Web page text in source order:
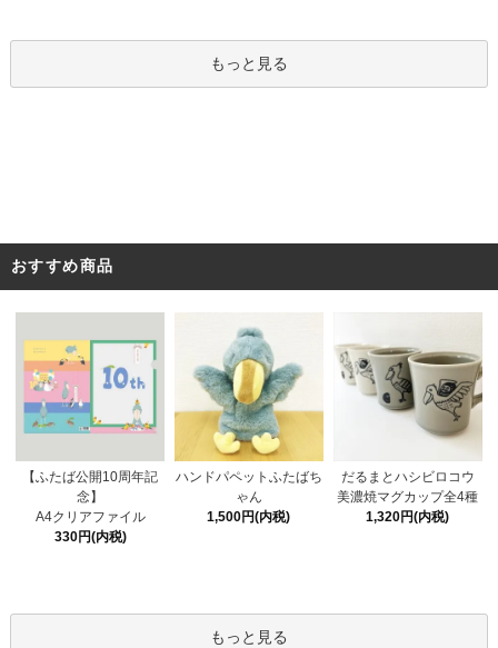
もっと見る
おすすめ商品
【ふたば公開10周年記
念】
A4クリアファイル
330円(内税)
ハンドパペットふたばち
ゃん
1,500円(内税)
だるまとハシビロコウ
美濃焼マグカップ全4種
1,320円(内税)
もっと見る